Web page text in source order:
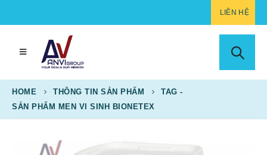
LIÊN HỆ
HOME THÔNG TIN SẢN PHẨM
TAG -
SẢN PHẨM MEN VI SINH BIONETEX